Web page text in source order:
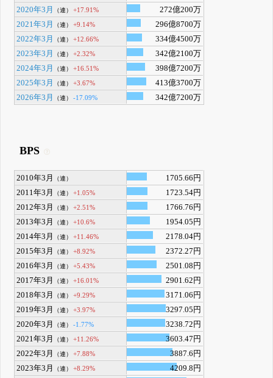
2020年3月
（連） +17.91%
272億200万
2021年3月
（連） +9.14%
296億8700万
2022年3月
（連） +12.66%
334億4500万
2023年3月
（連） +2.32%
342億2100万
2024年3月
（連） +16.51%
398億7200万
2025年3月
（連） +3.67%
413億3700万
2026年3月
（連） -17.09% 342億7200万
BPS
2010年3月 （連）
1705.66円
2011年3月
（連） +1.05%
1723.54円
2012年3月
（連） +2.51%
1766.76円
2013年3月
（連） +10.6%
1954.05円
2014年3月
（連） +11.46%
2178.04円
2015年3月
（連） +8.92%
2372.27円
2016年3月
（連） +5.43%
2501.08円
2017年3月
（連） +16.01%
2901.62円
2018年3月
（連） +9.29%
3171.06円
2019年3月
（連） +3.97%
3297.05円
2020年3月
（連） -1.77%
3238.72円
2021年3月
（連） +11.26%
3603.47円
2022年3月
（連） +7.88%
3887.6円
2023年3月
（連） +8.29%
4209.8円